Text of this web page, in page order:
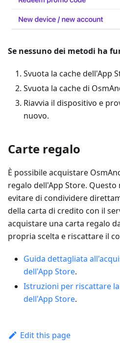
Se nessuno dei metodi ha
Svuota la cache dell'App
Svuota la cache di
Riavvia il dispositivo e
nuovo.
Carte regalo
È possibile acquistare
regalo dell'App Store.
evitare di condividere
della carta di credito con il
acquistare una carta regalo
propria scelta e riscattare il
Guida dettagliata
dell'App Store.
Istruzioni per riscattare
dell'App Store.
Edit this page